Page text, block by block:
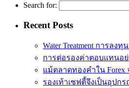
Search for:
Recent Posts
Water Treatment การล
การต่อรองค่าตอบแทนอ
แม้ตลาดทองคำใน Forex
รองเท้าเซฟตี้จึงเป็นอุป